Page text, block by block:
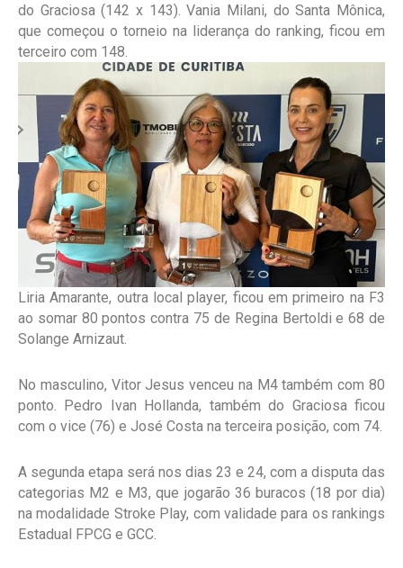
do Graciosa (142 x 143). Vania Milani, do Santa Mônica,
que começou o torneio na liderança do ranking, ficou em
terceiro com 148.
Liria Amarante, outra local player, ficou em primeiro na F3
ao somar 80 pontos contra 75 de Regina Bertoldi e 68 de
Solange Arnizaut.
No masculino, Vitor Jesus venceu na M4 também com 80
ponto. Pedro Ivan Hollanda, também do Graciosa ficou
com o vice (76) e José Costa na terceira posição, com 74.
A segunda etapa será nos dias 23 e 24, com a disputa das
categorias M2 e M3, que jogarão 36 buracos (18 por dia)
na modalidade Stroke Play, com validade para os rankings
Estadual FPCG e GCC.